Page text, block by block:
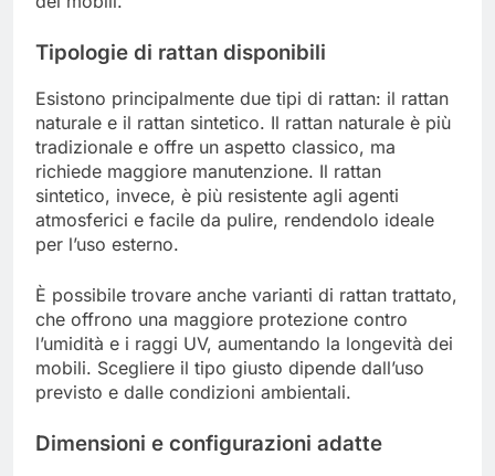
Tipologie di rattan disponibili
Esistono principalmente due tipi di rattan: il rattan
naturale e il rattan sintetico. Il rattan naturale è più
tradizionale e offre un aspetto classico, ma
richiede maggiore manutenzione. Il rattan
sintetico, invece, è più resistente agli agenti
atmosferici e facile da pulire, rendendolo ideale
per l’uso esterno.
È possibile trovare anche varianti di rattan trattato,
che offrono una maggiore protezione contro
l’umidità e i raggi UV, aumentando la longevità dei
mobili. Scegliere il tipo giusto dipende dall’uso
previsto e dalle condizioni ambientali.
Dimensioni e configurazioni adatte